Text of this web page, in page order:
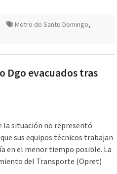
Metro de Santo Domingo,
Dgo evacuados tras
la situación no representó
sus equipos técnicos trabajan
en el menor tiempo posible. La
del Transporte (Opret)